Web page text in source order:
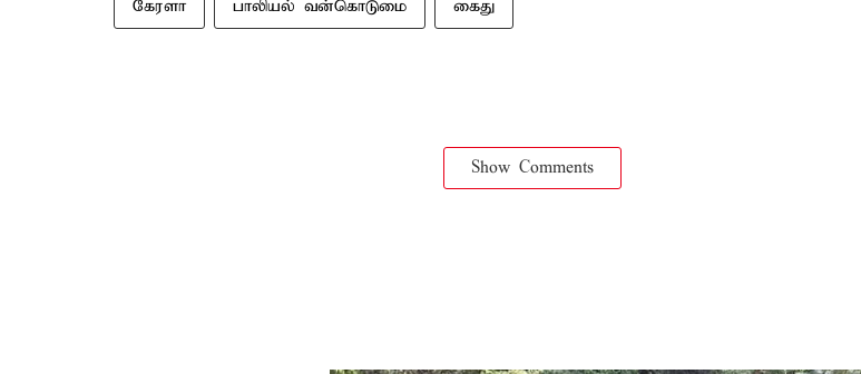
கேரளா பாலியல் வன்கொடுமை கைது
Show Comments